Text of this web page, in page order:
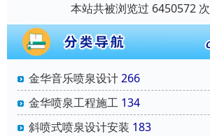
本站共被浏览过 6450572 次
金华音乐喷泉设计266
金华喷泉工程施工 134
斜喷式喷泉设计安装 183